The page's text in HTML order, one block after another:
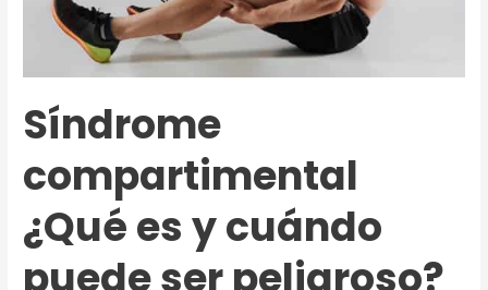
Síndrome
compartimental
¿Qué es y cuándo
puede ser peligroso?